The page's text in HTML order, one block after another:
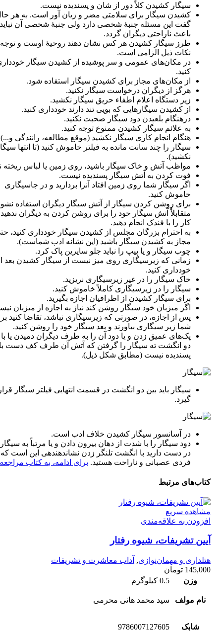
سیگار کشیدن کلاً دور از شان و پسندیده نیست.
کشیدن سیگار برای سلامتی مضر و زیان آور است. به هر
گفت این مسئله جنبۀ شخصی دارد ولی جنبۀ شخصی آن نباید
باعث ناراحتی دیگران گردد.
طرز سیگار کشیدن هر کس نشان دهند روحیۀ اوست و توجه
نکات ذیل الزامی است.
در مکان‌های عمومی و سر پوشیده از کشیدن سیگار
کنید.
از مکان‌های مجاز برای کشیدن سیگار استفاده شود.
هرگز از دیگران درخواست سیگار نکنید.
زیر دستگاه اعلام اطفاء حریق سیگار نکشید.
از کشیدن سیگارهایی که بویی تند دارند خودداری کنید.
درهنگام بلعیدن دود سیگار صحبت نکنید.
به علائم سیگار کشیدن ممنوع توجه کنید.
هنگام انجام کاری سیگار نکشید (موقع مطالعه، رانندگی
سیگار را چند سانت مانده به فیلتر خاموش کنید (تا انتها
نکشید).
مواظب آتش و خاک سیگار باشید، روی زمین یا لباس ریخته
فوت کردن به آتش سیگار پسندیده نیست.
اگر سیگار شما روی زمین افتاد آنرا بردارید و در جاسیگاری
خاموش کنید.
برای روشن کردن سیگار از آتش سیگار دیگران استفاده
متقابلاً آتش سیگار خود را برای روشن کردن به دیگران
کار را با فندک انجام دهید.
به احترام بزرگان مجلس از کشیدن سیگار خودداری کنید،
مجاز به کشیدن سیگار باشید (این نشانه ادب شماست).
چوب سیگار و یا پیپ را نباید جلو سایرین پاک کرد.
زمانی که زیرسیگاری روی میز نیست از سیگار کشیدن بعد
خودداری کنید.
خاک سیگار را در غیر زیرسیگاری نریزید.
سیگار را در زیرسیگاری کاملاً خاموش کنید.
برای سیگار کشیدن از اطرافیان اجازه بگیرید.
اگر میزبان خود سیگار روشن کند نیاز به اجازه از میزبان
پس از اجازه، در صورتی که زیرسیگاری نباشد، تقاضا کنید
شما زیر سیگاری بیاورند و بعد سیگار خود را روشن کنید.
پک‌های عمیق زدن و یا دود آن را به طرف دیگران دمیدن یا
دو انگشت ته سیگار را گرفتن که آتش آن طرف کف دست
پسندیده نیست (مطابق شکل ذیل).
سیگار باید بین دو انگشت در قسمت انتهایی فیلتر سیگار
گیرد.
در آسانسور سیگار کشیدن خلاف ادب است.
دود سیگار را با شدت از دهان بیرون دادن و یا مرتباً به
در دست دارید با انگشت تلنگر زدن نشان‏دهنده‏ی این است
فردی عصبانی و ناراحت هستید. برای ادامه، به کتاب
کتاب‌های مرتبط
مشاهده سریع
افزودن به علاقه‌مندی
آیین تشریفات، شیوه رفتار
هتلداری و مهمان‌نوازی, آداب معاشرت و تشریفات
145,000 تومان
وزن
0.5 کیلوگرم
نام مولف سید محمد هانی محرمی
شابک 9786007127605